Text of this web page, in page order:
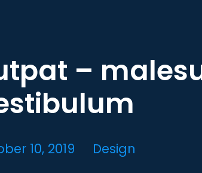
–
10, 2019 Design